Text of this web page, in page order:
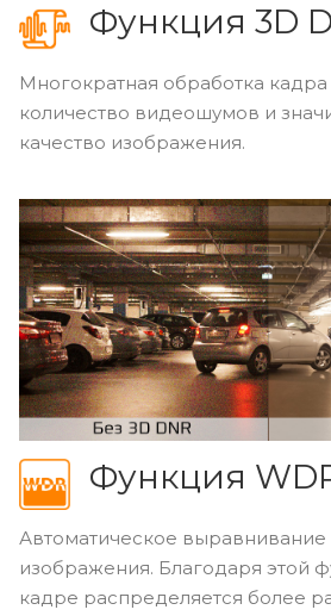
Функция 3D
Многократная обработка
количество видеошумов и
качество изображения.
Функция
Автоматическое выравнивание
изображения. Благодаря этой
кадре распределяется более